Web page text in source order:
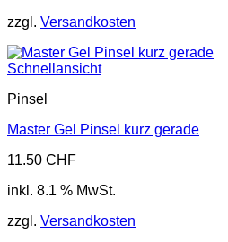
zzgl. Versandkosten
Schnellansicht
Pinsel
Master Gel Pinsel kurz gerade
11.50 CHF
inkl. 8.1 % MwSt.
zzgl. Versandkosten